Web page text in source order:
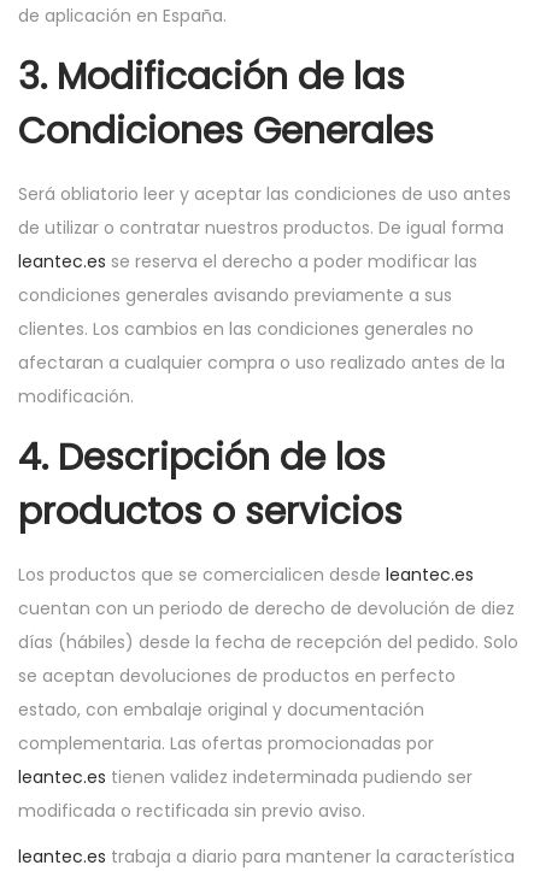
de aplicación en España.
3. Modificación de las
Condiciones Generales
Será obliatorio leer y aceptar las condiciones de uso antes
de utilizar o contratar nuestros productos. De igual forma
leantec.es se reserva el derecho a poder modificar las
condiciones generales avisando previamente a sus
clientes. Los cambios en las condiciones generales no
afectaran a cualquier compra o uso realizado antes de la
modificación.
4. Descripción de los
productos o servicios
Los productos que se comercialicen desde leantec.es
cuentan con un periodo de derecho de devolución de diez
días (hábiles) desde la fecha de recepción del pedido. Solo
se aceptan devoluciones de productos en perfecto
estado, con embalaje original y documentación
complementaria. Las ofertas promocionadas por
leantec.es tienen validez indeterminada pudiendo ser
modificada o rectificada sin previo aviso.
leantec.es trabaja a diario para mantener la característica